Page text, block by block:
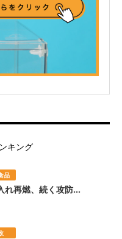
キング
品
れ再燃、続く攻防...